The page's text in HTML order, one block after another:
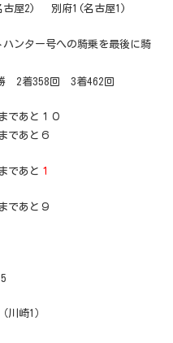
古屋2) 別府1(名古屋1)
ンター号への騎乗を最後に騎
2着358回 3着462回
であと１０
であと６
であと １
であと９
川崎1）